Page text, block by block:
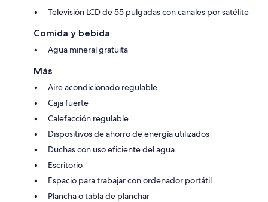
Televisión LCD de 55 pulgadas con canales por satélite
Comida y bebida
Agua mineral gratuita
Más
Aire acondicionado regulable
Caja fuerte
Calefacción regulable
Dispositivos de ahorro de energía utilizados
Duchas con uso eficiente del agua
Escritorio
Espacio para trabajar con ordenador portátil
Plancha o tabla de planchar